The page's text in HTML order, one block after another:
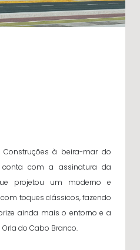
Construções à beira-mar do
com a assinatura da
projetou um moderno e
toques clássicos, fazendo
ainda mais o entorno e a
do Cabo Branco.